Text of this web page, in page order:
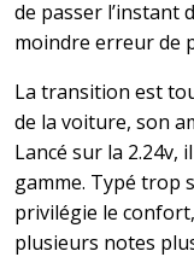
de passer l’instant
moindre erreur de
La transition est
de la voiture, son
Lancé sur la 2.24v,
gamme. Typé trop
privilégie le
plusieurs notes